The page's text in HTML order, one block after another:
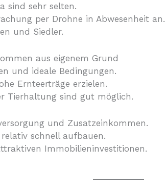
sind sehr selten.
per Drohne in Abwesenheit an.
und Siedler.
aus eigenem Grund
und ideale Bedingungen.
Ernteerträge erzielen.
Tierhaltung sind gut möglich.
und Zusatzeinkommen.
schnell aufbauen.
Immobilieninvestitionen.